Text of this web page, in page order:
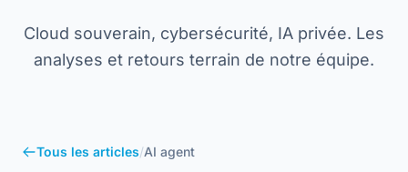
Cloud souverain, cybersécurité, IA privée. Les
analyses et retours terrain de notre équipe.
Tous les articles/AI agent